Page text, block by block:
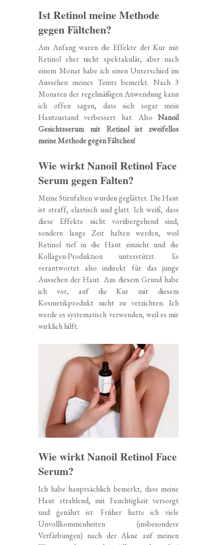
Ist Retinol meine Methode
gegen Fältchen?
Am Anfang waren die Effekte der Kur mit
Retinol eher nicht spektakulär, aber nach
einem Monat habe ich einen Unterschied im
Aussehen meines Teints bemerkt. Nach 3
Monaten der regelmäßigen Anwendung kann
ich offen sagen, dass sich sogar mein
Hautzustand verbessert hat. Also Nanoil
Gesichtsserum mit Retinol ist zweifellos
meine Methode gegen Fältchen!
Wie wirkt Nanoil Retinol Face
Serum gegen Falten?
Meine Stirnfalten wurden geglättet. Die Haut
ist straff, elastisch und glatt. Ich weiß, dass
diese Effekte nicht vorübergehend sind,
sondern lange Zeit halten werden, weil
Retinol tief in die Haut einzieht und die
Kollagen-Produktion unterstützt. Es
verantwortet also indirekt für das junge
Aussehen der Haut. Aus diesem Grund habe
ich vor, auf die Kur mit diesem
Kosmetikprodukt nicht zu verzichten. Ich
werde es systematisch verwenden, weil es mir
wirklich hilft.
Wie wirkt Nanoil Retinol Face
Serum?
Ich habe hauptsächlich bemerkt, dass meine
Haut strahlend, mit Feuchtigkeit versorgt
und genährt ist. Früher hatte ich viele
Unvollkommenheiten (insbesondere
Verfärbungen) nach der Akne auf meinen